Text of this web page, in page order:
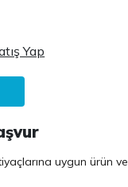
Yap
uygun ürün